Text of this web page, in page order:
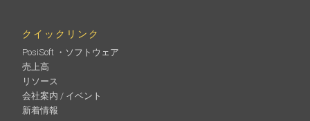
クイックリンク
PosiSoft ・ソフトウェア
売上高
リソース
会社案内 / イベント
新着情報